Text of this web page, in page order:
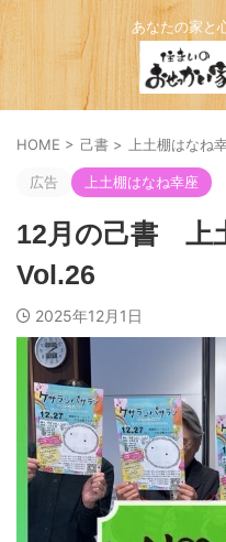
あなたの家と
HOME > 己書 > 上土棚はなね
広告 上土棚はなね幸座
12月の己書 上
Vol.26
2025年12月1日